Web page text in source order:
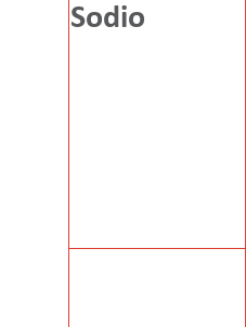
Sodio